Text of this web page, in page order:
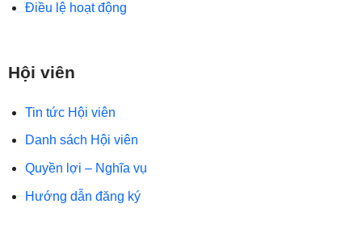
Điều lệ hoạt động
Hội viên
Tin tức Hội viên
Danh sách Hội viên
Quyền lợi – Nghĩa vụ
Hướng dẫn đăng ký